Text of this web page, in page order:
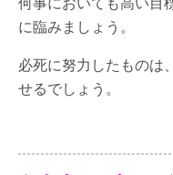
に臨みましょう。
必死に努力したものは
せるでしょう。